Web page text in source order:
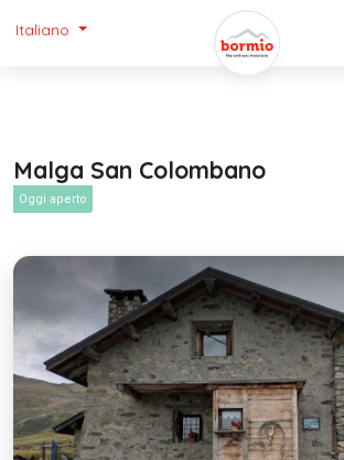
Italiano
Malga San Colombano
Oggi aperto